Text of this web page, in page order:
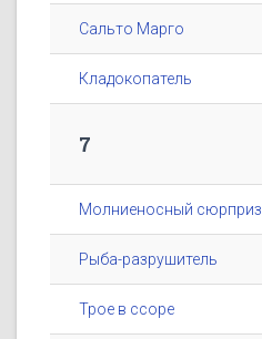
Сальто Марго
Кладокопатель
7
Молниеносный сюрприз
Рыба-разрушитель
Трое в ссоре